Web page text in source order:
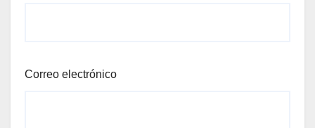
Correo electrónico